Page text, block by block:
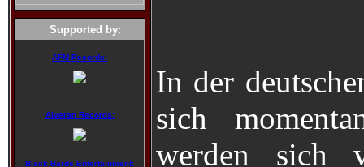
Supported by:
AFM Records:
Alveran Records:
Black Bards Entertainment:
In der
sich
werden sich